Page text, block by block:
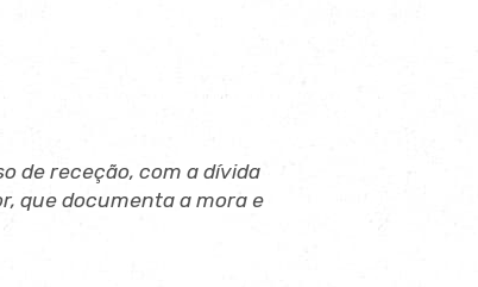
de receção, com a dívida
que documenta a mora e